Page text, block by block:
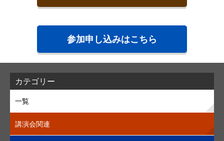
参加申し込みはこちら
カテゴリー
一覧
講演会関連